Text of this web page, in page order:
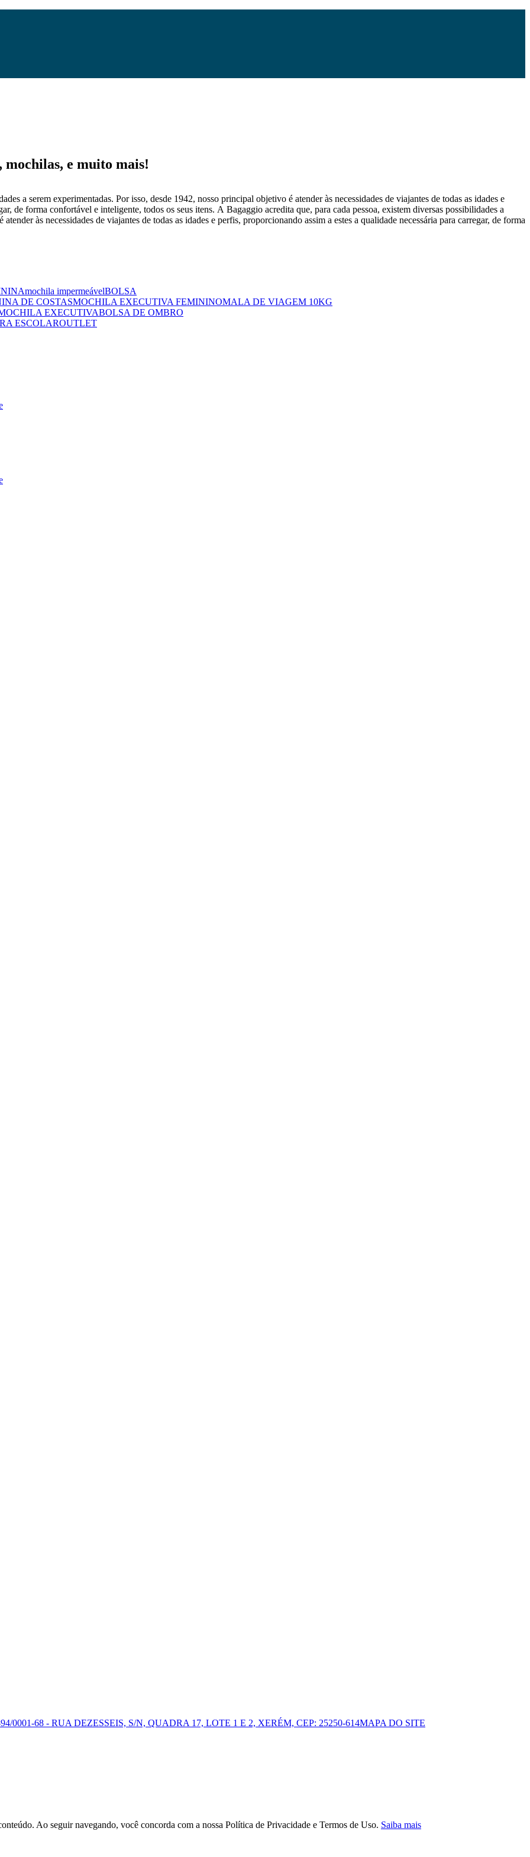
e muito mais!
a serem experimentadas. Por isso, desde 1942, nosso principal objetivo é atender às necessidades de viajantes de todas as idades e
de forma confortável e inteligente, todos os seus itens. A Bagaggio acredita que, para cada pessoa, existem diversas possibilidades a
às necessidades de viajantes de todas as idades e perfis, proporcionando assim a estes a qualidade necessária para carregar, de forma
mochila impermeávelBOLSA
DE COSTASMOCHILA EXECUTIVA FEMININOMALA DE VIAGEM 10KG
EXECUTIVABOLSA DE OMBRO
ESCOLAROUTLET
0001-68 - RUA DEZESSEIS, S/N, QUADRA 17, LOTE 1 E 2, XERÉM, CEP: 25250-614MAPA DO SITE
Ao seguir navegando, você concorda com a nossa Política de Privacidade e Termos de Uso. Saiba mais